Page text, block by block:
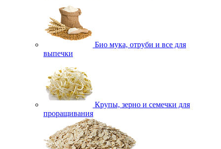
Био мука, отруби и все для
выпечки
Крупы, зерно и семечки для
проращивания